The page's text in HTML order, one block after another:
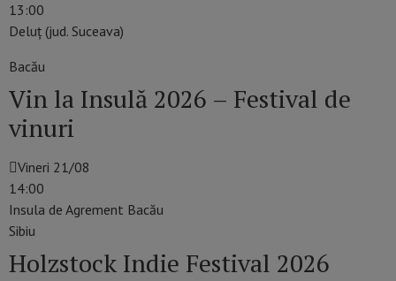
13:00
Deluț (jud. Suceava)
Bacău
Vin la Insulă 2026 – Festival de
vinuri
Vineri 21/08
14:00
Insula de Agrement Bacău
Sibiu
Holzstock Indie Festival 2026